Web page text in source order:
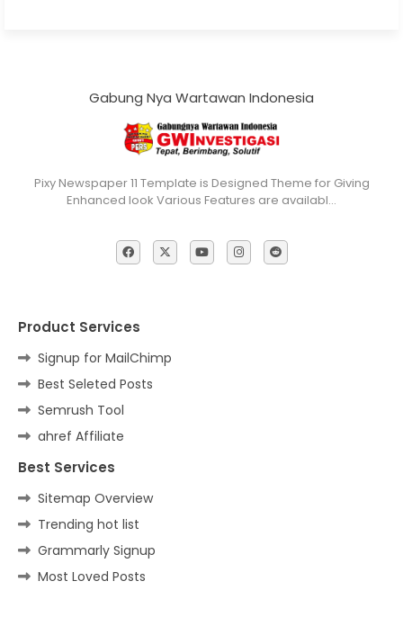
Gabung Nya Wartawan Indonesia
Pixy Newspaper 11 Template is Designed Theme for Giving
Enhanced look Various Features are availabl…
Product Services
Signup for MailChimp
Best Seleted Posts
Semrush Tool
ahref Affiliate
Best Services
Sitemap Overview
Trending hot list
Grammarly Signup
Most Loved Posts